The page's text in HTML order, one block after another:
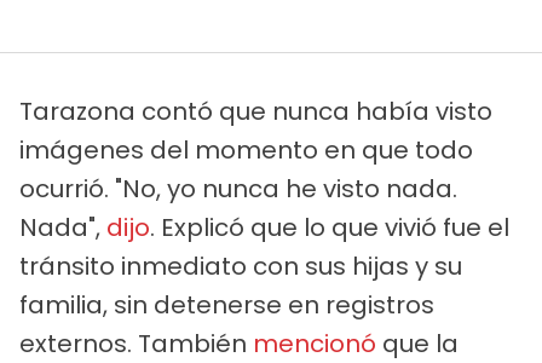
Tarazona contó que nunca había visto
imágenes del momento en que todo
ocurrió. "No, yo nunca he visto nada.
Nada", dijo. Explicó que lo que vivió fue el
tránsito inmediato con sus hijas y su
familia, sin detenerse en registros
externos. También mencionó que la